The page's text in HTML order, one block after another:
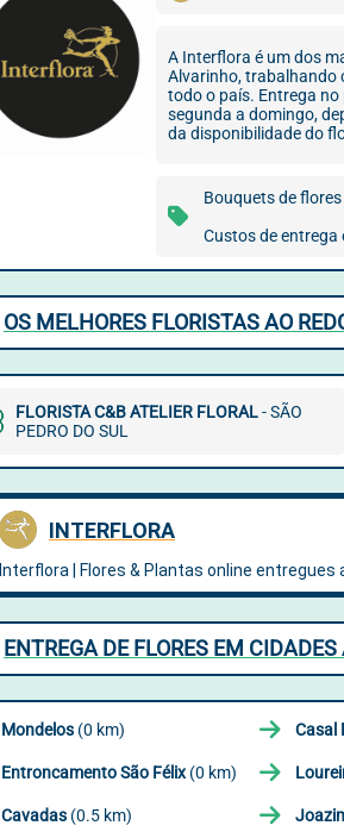
A Interflora é um dos
Alvarinho, trabalhando
todo o país. Entrega
segunda a domingo,
da disponibilidade do
Bouquets de
Custos de entrega
OS MELHORES FLORISTAS AO
FLORISTA C&B ATELIER FLORAL- SÃO
PEDRO DO SUL
ENTREGA DE FLORES EM
Mondelos (0 km) Casal
Entroncamento São Félix(0 km)
Cavadas (0.5 km)